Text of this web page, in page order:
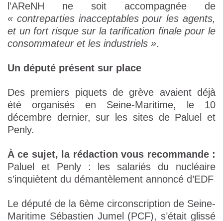
l’AReNH ne soit accompagnée de
« contreparties inacceptables pour les agents,
et un fort risque sur la tarification finale pour le
consommateur et les industriels ».
Un député présent sur place
Des premiers piquets de grève avaient déjà
été organisés en Seine-Maritime, le 10
décembre dernier, sur les sites de Paluel et
Penly.
À ce sujet, la rédaction vous recommande :
Paluel et Penly : les salariés du nucléaire
s’inquiètent du démantèlement annoncé d’EDF
Le député de la 6ème circonscription de Seine-
Maritime Sébastien Jumel (PCF), s’était glissé